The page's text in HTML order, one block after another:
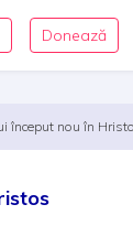
Donează
început nou în